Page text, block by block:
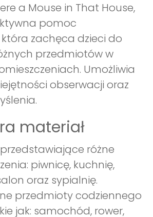
a Mouse in That House,
pomoc
zachęca dzieci do
przedmiotów w
Umożliwia
obserwacji oraz
materiał
różne
piwnicę, kuchnię,
oraz sypialnię.
przedmioty codziennego
jak: samochód, rower,